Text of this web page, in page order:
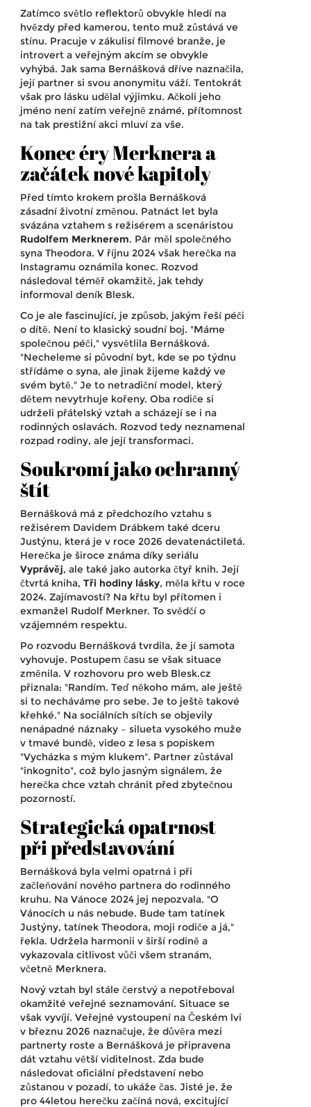
Zatímco světlo reflektorů obvykle hledí na
hvězdy před kamerou, tento muž zůstává ve
stínu. Pracuje v zákulisí filmové branže, je
introvert a veřejným akcím se obvykle
vyhýbá. Jak sama Bernášková dříve naznačila,
její partner si svou anonymitu váží. Tentokrát
však pro lásku udělal výjimku. Ačkoli jeho
jméno není zatím veřejně známé, přítomnost
na tak prestižní akci mluví za vše.
Konec éry Merknera a
začátek nové kapitoly
Před tímto krokem prošla Bernášková
zásadní životní změnou. Patnáct let byla
svázána vztahem s režisérem a scenáristou
Rudolfem Merknerem. Pár měl společného
syna Theodora. V říjnu 2024 však herečka na
Instagramu oznámila konec. Rozvod
následoval téměř okamžitě, jak tehdy
informoval deník Blesk.
Co je ale fascinující, je způsob, jakým řeší péči
o dítě. Není to klasický soudní boj. "Máme
společnou péči," vysvětlila Bernášková.
"Necheleme si původní byt, kde se po týdnu
střídáme o syna, ale jinak žijeme každý ve
svém bytě." Je to netradiční model, který
dětem nevytrhuje kořeny. Oba rodiče si
udrželi přátelský vztah a scházejí se i na
rodinných oslavách. Rozvod tedy neznamenal
rozpad rodiny, ale její transformaci.
Soukromí jako ochranný
štít
Bernášková má z předchozího vztahu s
režisérem Davidem Drábkem také dceru
Justýnu, která je v roce 2026 devatenáctiletá.
Herečka je široce známa díky seriálu
Vyprávěj, ale také jako autorka čtyř knih. Její
čtvrtá kniha, Tři hodiny lásky, měla křtu v roce
2024. Zajímavostí? Na křtu byl přítomen i
exmanžel Rudolf Merkner. To svědčí o
vzájemném respektu.
Po rozvodu Bernášková tvrdila, že jí samota
vyhovuje. Postupem času se však situace
změnila. V rozhovoru pro web Blesk.cz
přiznala: "Randím. Teď někoho mám, ale ještě
si to necháváme pro sebe. Je to ještě takové
křehké." Na sociálních sítích se objevily
nenápadné náznaky – silueta vysokého muže
v tmavé bundě, video z lesa s popiskem
"Vycházka s mým klukem". Partner zůstával
"inkognito", což bylo jasným signálem, že
herečka chce vztah chránit před zbytečnou
pozorností.
Strategická opatrnost
při představování
Bernášková byla velmi opatrná i při
začleňování nového partnera do rodinného
kruhu. Na Vánoce 2024 jej nepozvala. "O
Vánocích u nás nebude. Bude tam tatínek
Justýny, tatínek Theodora, moji rodiče a já,"
řekla. Udržela harmonii v širší rodině a
vykazovala citlivost vůči všem stranám,
včetně Merknera.
Nový vztah byl stále čerstvý a nepotřeboval
okamžité veřejné seznamování. Situace se
však vyvíjí. Veřejné vystoupení na Českém lvi
v březnu 2026 naznačuje, že důvěra mezi
partnerty roste a Bernášková je připravena
dát vztahu větší viditelnost. Zda bude
následovat oficiální představení nebo
zůstanou v pozadí, to ukáže čas. Jisté je, že
pro 44letou herečku začíná nová, excitující